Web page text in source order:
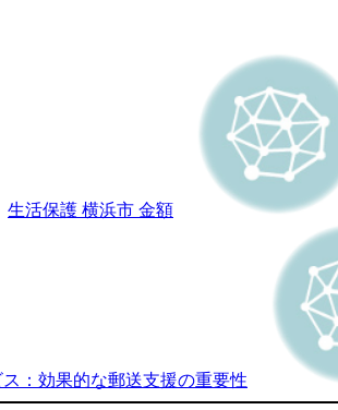
生活保護 横浜市 金額
：効果的な郵送支援の重要性